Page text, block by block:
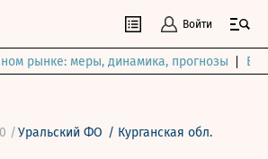
Войти
рынке: меры, динамика, прогнозы
/Уральский ФО / Курганская обл.